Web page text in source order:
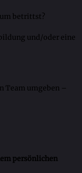
betrittst?
und/oder eine
Team umgeben –
persönlichen